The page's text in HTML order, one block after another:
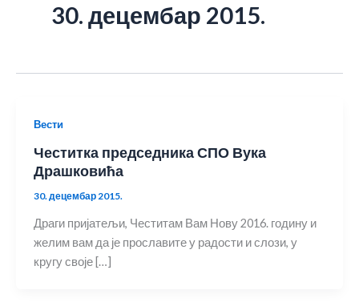
30. децембар 2015.
Вести
Честитка председника СПО Вука
Драшковића
30. децембар 2015.
Драги пријатељи, Честитам Вам Нову 2016. годину и
желим вам да је прославите у радости и слози, у
кругу своје […]